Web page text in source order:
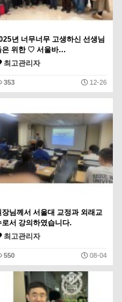
년 너무너무 고생하신 선생님
은 위한 ♡ 서울바…
최고관리자
353 12-26
장님께서 서울대 교정과 외래교
로서 강의하였습니다.
최고관리자
550 08-04